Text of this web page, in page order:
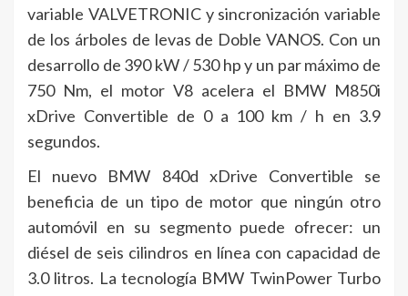
variable VALVETRONIC y sincronización variable
de los árboles de levas de Doble VANOS. Con un
desarrollo de 390 kW / 530 hp y un par máximo de
750 Nm, el motor V8 acelera el BMW M850i
xDrive Convertible de 0 a 100 km / h en 3.9
segundos.
El nuevo BMW 840d xDrive Convertible se
beneficia de un tipo de motor que ningún otro
automóvil en su segmento puede ofrecer: un
diésel de seis cilindros en línea con capacidad de
3.0 litros. La tecnología BMW TwinPower Turbo